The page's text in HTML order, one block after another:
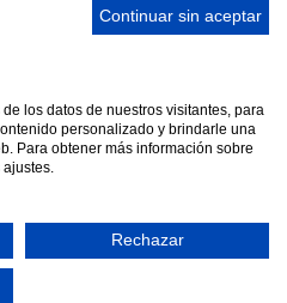
reservados. Desarrollado
Guerra.
Continuar sin aceptar
los datos de nuestros visitantes, para
personalizado y brindarle una
Para obtener más información sobre
ajustes.
Rechazar